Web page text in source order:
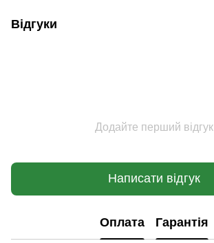
Відгуки
Додайте перший відгук
Написати відгук
Оплата Гарантія